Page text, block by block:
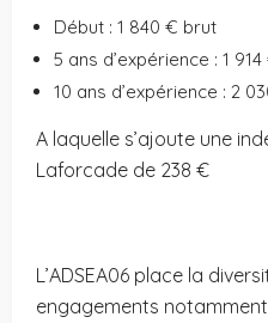
Début : 1 840 € brut
5 ans d’expérience : 1
10 ans d’expérience : 2
A laquelle s’ajoute une
Laforcade de 238 €
L’ADSEA06 place la
engagements